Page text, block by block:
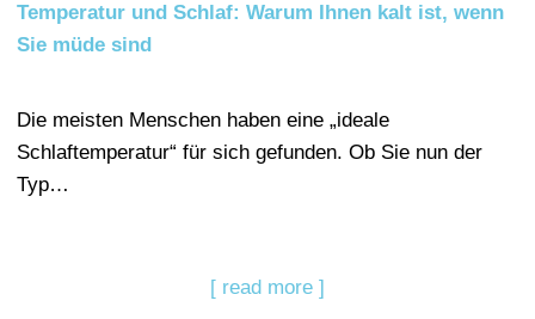
Temperatur und Schlaf: Warum Ihnen kalt ist, wenn
Sie müde sind
Die meisten Menschen haben eine „ideale
Schlaftemperatur“ für sich gefunden. Ob Sie nun der
Typ…
[ read more ]